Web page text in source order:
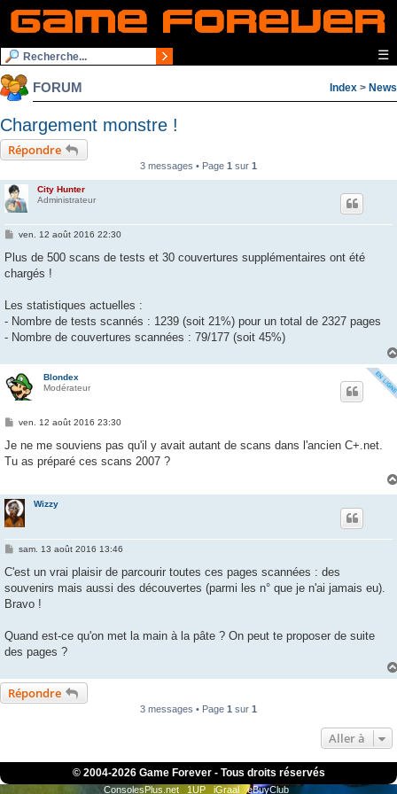
☰
FORUM Index > News
Chargement monstre !
Répondre
3 messages • Page 1 sur 1
City Hunter
Administrateur
M
s
a
ven. 12 août 2016 22:30
Plus de 500 scans de tests et 30 couvertures supplémentaires ont été
chargés !
Les statistiques actuelles :
- Nombre de tests scannés : 1239 (soit 21%) pour un total de 2327 pages
- Nombre de couvertures scannées : 79/177 (soit 45%)
Blondex
Modérateur
M
s
a
ven. 12 août 2016 23:30
Je ne me souviens pas qu'il y avait autant de scans dans l'ancien C+.net.
Tu as préparé ces scans 2007 ?
Wizzy
M
s
a
g
sam. 13 août 2016 13:46
C'est un vrai plaisir de parcourir toutes ces pages scannées : des
souvenirs mais aussi des découvertes (parmi les n° que je n'ai jamais eu).
Bravo !
Quand est-ce qu'on met la main à la pâte ? On peut te proposer de suite
des pages ?
Répondre
3 messages • Page 1 sur 1
Aller à
© 2004-2026 Game Forever - Tous droits réservés
ConsolesPlus.net 1UP iGraal eBuyClub